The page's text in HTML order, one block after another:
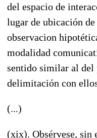
del espacio de
lugar de ubicación
observacion
modalidad
sentido similar al del
delimitación con
(...)
(xix). Obsérvese, sin